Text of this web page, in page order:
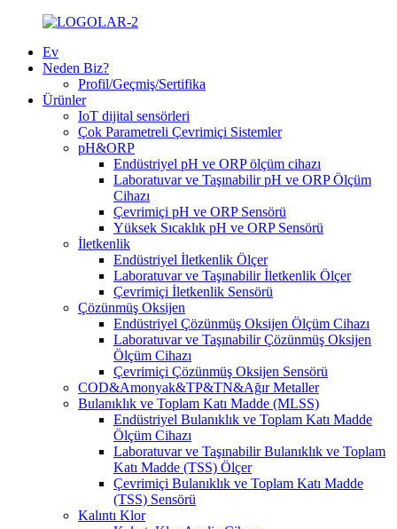
Ev
Neden Biz?
Profil/Geçmiş/Sertifika
Ürünler
IoT dijital sensörleri
Çok Parametreli Çevrimiçi Sistemler
pH&ORP
Endüstriyel pH ve ORP ölçüm cihazı
Laboratuvar ve Taşınabilir pH ve ORP Ölçüm
Cihazı
Çevrimiçi pH ve ORP Sensörü
Yüksek Sıcaklık pH ve ORP Sensörü
İletkenlik
Endüstriyel İletkenlik Ölçer
Laboratuvar ve Taşınabilir İletkenlik Ölçer
Çevrimiçi İletkenlik Sensörü
Çözünmüş Oksijen
Endüstriyel Çözünmüş Oksijen Ölçüm Cihazı
Laboratuvar ve Taşınabilir Çözünmüş Oksijen
Ölçüm Cihazı
Çevrimiçi Çözünmüş Oksijen Sensörü
COD&Amonyak&TP&TN&Ağır Metaller
Bulanıklık ve Toplam Katı Madde (MLSS)
Endüstriyel Bulanıklık ve Toplam Katı Madde
Ölçüm Cihazı
Laboratuvar ve Taşınabilir Bulanıklık ve Toplam
Katı Madde (TSS) Ölçer
Çevrimiçi Bulanıklık ve Toplam Katı Madde
(TSS) Sensörü
Kalıntı Klor